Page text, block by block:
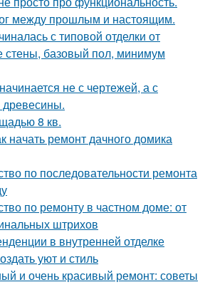
между прошлым и настоящим.
с типовой отделки от
стены, базовый пол, минимум
не с чертежей, а с
8 кв.
начать ремонт дачного домика
по последовательности ремонта
по ремонту в частном доме: от
штрихов
в внутренней отделке
уют и стиль
и очень красивый ремонт: советы